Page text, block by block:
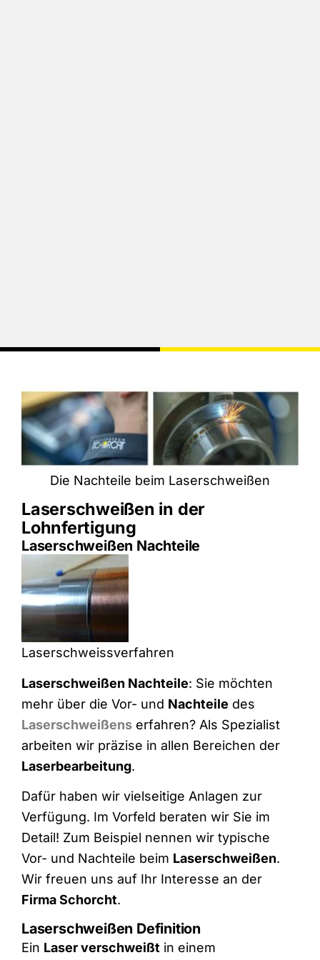
Die Nachteile beim Laserschweißen
Laserschweißen in der
Lohnfertigung
Laserschweißen Nachteile
Laserschweissverfahren
Laserschweißen Nachteile: Sie möchten
mehr über die Vor- und Nachteile des
Laserschweißens erfahren? Als Spezialist
arbeiten wir präzise in allen Bereichen der
Laserbearbeitung.
Dafür haben wir vielseitige Anlagen zur
Verfügung. Im Vorfeld beraten wir Sie im
Detail! Zum Beispiel nennen wir typische
Vor- und Nachteile beim Laserschweißen.
Wir freuen uns auf Ihr Interesse an der
Firma Schorcht.
Laserschweißen Definition
Ein Laser verschweißt in einem